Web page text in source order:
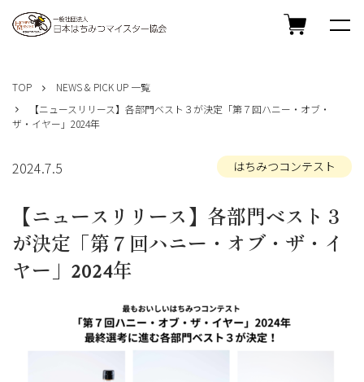
TOP
NEWS & PICK UP 一覧
【ニュースリリース】各部門ベスト３が決定「第７回ハニー・オブ・
ザ・イヤー」2024年
2024.7.5 はちみつコンテスト
【ニュースリリース】各部門ベスト３
が決定「第７回ハニー・オブ・ザ・イ
ヤー」2024年